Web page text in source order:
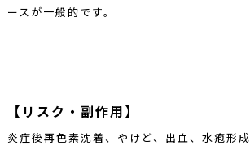
ースが一般的です。
【リスク・副作用】
炎症後再色素沈着、やけど、出血、水疱形成